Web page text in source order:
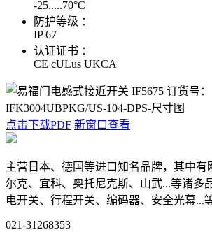
-25.....70°C
防护等级 ：
IP 67
认证证书 ：
CE cULus UKCA
点击下载PDF 新窗口查看
主营日本、德国等进口知名品牌，其中有
尔克、宜科、奥托尼克斯、山武...等诸多
电开关、行程开关、编码器、安全光幕...
021-31268353